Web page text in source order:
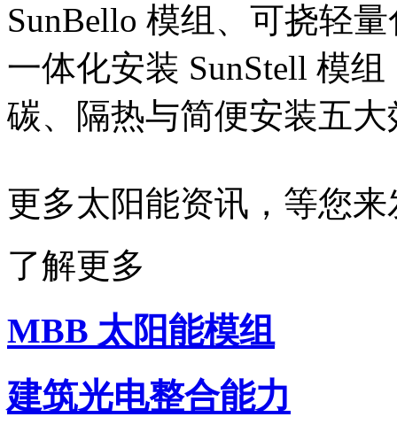
SunBello 模组、可挠轻
一体化安装 SunStell 模
碳、隔热与简便安装五大
更多太阳能资讯，等您
了解更多
MBB 太阳能模组
建筑光电整合能力